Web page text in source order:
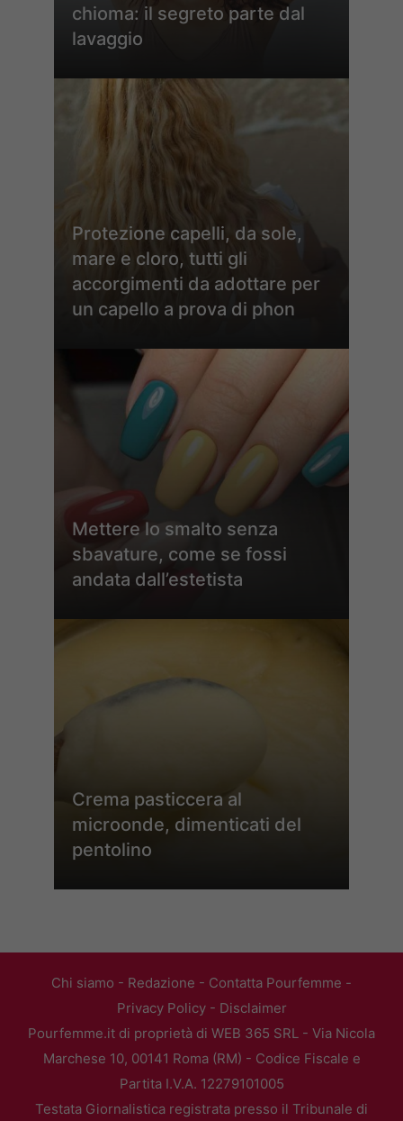
chioma: il segreto parte dal
lavaggio
Protezione capelli, da sole,
mare e cloro, tutti gli
accorgimenti da adottare per
un capello a prova di phon
Mettere lo smalto senza
sbavature, come se fossi
andata dall’estetista
Crema pasticcera al
microonde, dimenticati del
pentolino
Chi siamo - Redazione - Contatta Pourfemme -
Privacy Policy- Disclaimer
Pourfemme.it di proprietà di WEB 365 SRL - Via Nicola
Marchese 10, 00141 Roma (RM) - Codice Fiscale e
Partita I.V.A. 12279101005
Testata Giornalistica registrata presso il Tribunale di